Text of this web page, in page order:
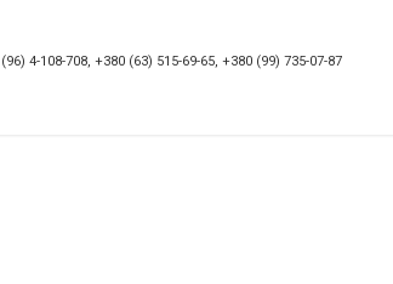
4-108-708, +380 (63) 515-69-65, +380 (99) 735-07-87